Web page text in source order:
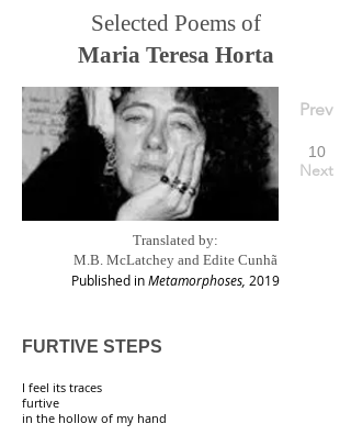
Selected Poems of
Maria Teresa Horta
Next
10
Prev
Translated by:
M.B. McLatchey and Edite Cunhã
Published in Metamorphoses, 2019
FURTIVE STEPS
I feel its traces
furtive
in the hollow of my hand